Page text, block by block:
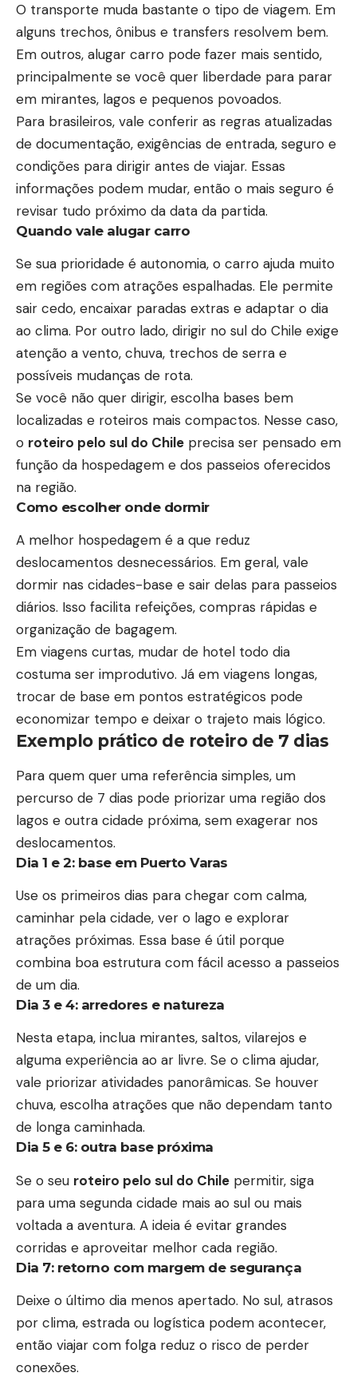
O transporte muda bastante o tipo de viagem. Em
alguns trechos, ônibus e transfers resolvem bem.
Em outros, alugar carro pode fazer mais sentido,
principalmente se você quer liberdade para parar
em mirantes, lagos e pequenos povoados.
Para brasileiros, vale conferir as regras atualizadas
de documentação, exigências de entrada, seguro e
condições para dirigir antes de viajar. Essas
informações podem mudar, então o mais seguro é
revisar tudo próximo da data da partida.
Quando vale alugar carro
Se sua prioridade é autonomia, o carro ajuda muito
em regiões com atrações espalhadas. Ele permite
sair cedo, encaixar paradas extras e adaptar o dia
ao clima. Por outro lado, dirigir no sul do Chile exige
atenção a vento, chuva, trechos de serra e
possíveis mudanças de rota.
Se você não quer dirigir, escolha bases bem
localizadas e roteiros mais compactos. Nesse caso,
o roteiro pelo sul do Chile precisa ser pensado em
função da hospedagem e dos passeios oferecidos
na região.
Como escolher onde dormir
A melhor hospedagem é a que reduz
deslocamentos desnecessários. Em geral, vale
dormir nas cidades-base e sair delas para passeios
diários. Isso facilita refeições, compras rápidas e
organização de bagagem.
Em viagens curtas, mudar de hotel todo dia
costuma ser improdutivo. Já em viagens longas,
trocar de base em pontos estratégicos pode
economizar tempo e deixar o trajeto mais lógico.
Exemplo prático de roteiro de 7 dias
Para quem quer uma referência simples, um
percurso de 7 dias pode priorizar uma região dos
lagos e outra cidade próxima, sem exagerar nos
deslocamentos.
Dia 1 e 2: base em Puerto Varas
Use os primeiros dias para chegar com calma,
caminhar pela cidade, ver o lago e explorar
atrações próximas. Essa base é útil porque
combina boa estrutura com fácil acesso a passeios
de um dia.
Dia 3 e 4: arredores e natureza
Nesta etapa, inclua mirantes, saltos, vilarejos e
alguma experiência ao ar livre. Se o clima ajudar,
vale priorizar atividades panorâmicas. Se houver
chuva, escolha atrações que não dependam tanto
de longa caminhada.
Dia 5 e 6: outra base próxima
Se o seu roteiro pelo sul do Chile permitir, siga
para uma segunda cidade mais ao sul ou mais
voltada a aventura. A ideia é evitar grandes
corridas e aproveitar melhor cada região.
Dia 7: retorno com margem de segurança
Deixe o último dia menos apertado. No sul, atrasos
por clima, estrada ou logística podem acontecer,
então viajar com folga reduz o risco de perder
conexões.